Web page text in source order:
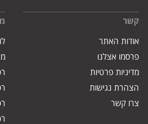
קשר
אודות האתר
פרסמו אצלנו
מדיניות פרטיות
הצהרת נגישות
צרו קשר